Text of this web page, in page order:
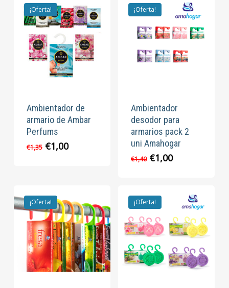
¡Oferta!
Ambientador de
armario de Ambar
Perfums
€1,35 El
€1,00El
¡Oferta!
Ambientador
desodor para
armarios pack 2
uni Amahogar
€1,40 El
€1,40.
€1,00El
€1,00.
¡Oferta! ¡Oferta!